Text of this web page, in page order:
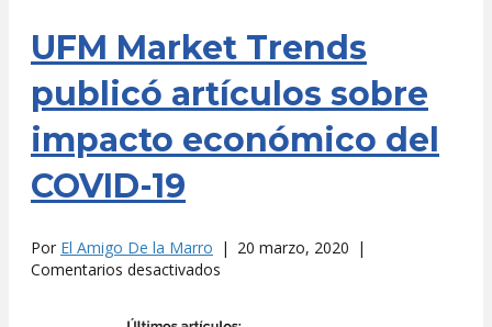
UFM Market Trends
publicó artículos sobre
impacto económico del
COVID-19
Por El Amigo De la Marro | 20 marzo, 2020 |
Comentarios desactivados